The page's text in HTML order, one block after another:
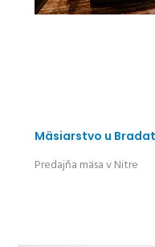
Mäsiarstvo u
Predajňa mäsa v Nitre